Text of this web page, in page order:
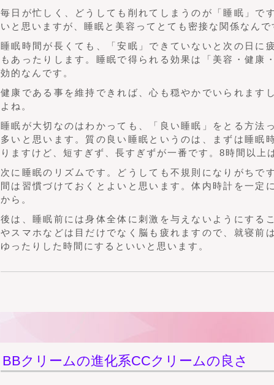
毎日が忙しく、どうしても削れてしまうのが「睡眠」で
いと思いますが、睡眠と美容ってとても密接な関係なんで
睡眠時間が長くても、「安眠」できていないと次の日に
もあったりします。睡眠で得られる効果は「美容・健康
効的なんです。
健康である事を維持できれば、心も穏やかでいられます
よね。
睡眠が大切なのはわかっても、「良い睡眠」をとる方法
多いと思います。質の良い睡眠というのは、まずは睡眠
りますけど、短すぎず、長すぎずが一番です。8時間以上
次に睡眠のリズムです。どうしても不規則になりがちで
間は習慣づけておくとよいと思います。体内時計を一定
から。
後は、睡眠前には身体全体に刺激を与えないようにする
やスマホなどは目だけでなく脳も疲れますので、就寝前
ゆったりした時間にするといいと思います。
BBクリームの進化系CCクリームの良さ